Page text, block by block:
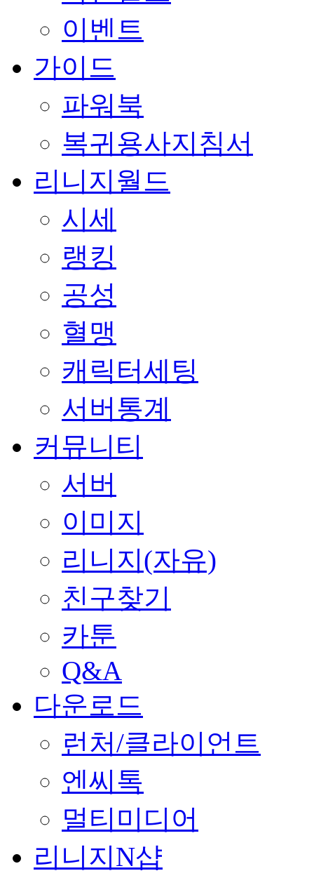
이벤트
가이드
파워북
복귀용사지침서
리니지월드
시세
랭킹
공성
혈맹
캐릭터세팅
서버통계
커뮤니티
서버
이미지
리니지(자유)
친구찾기
카툰
Q&A
다운로드
런처/클라이언트
엔씨톡
멀티미디어
리니지N샵